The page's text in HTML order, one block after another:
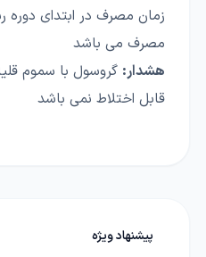
زمان مصرف در ابتدای دوره
مصرف می باشد
هشدار: گروسول با سموم
قابل اختلاط نمی باشد
پیشنهاد ویژه